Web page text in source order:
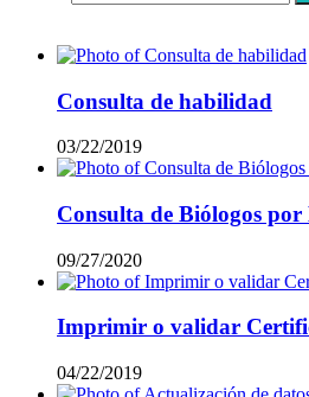
Consulta de habilidad
03/22/2019
Consulta de Biólogos por
09/27/2020
Imprimir o validar
04/22/2019